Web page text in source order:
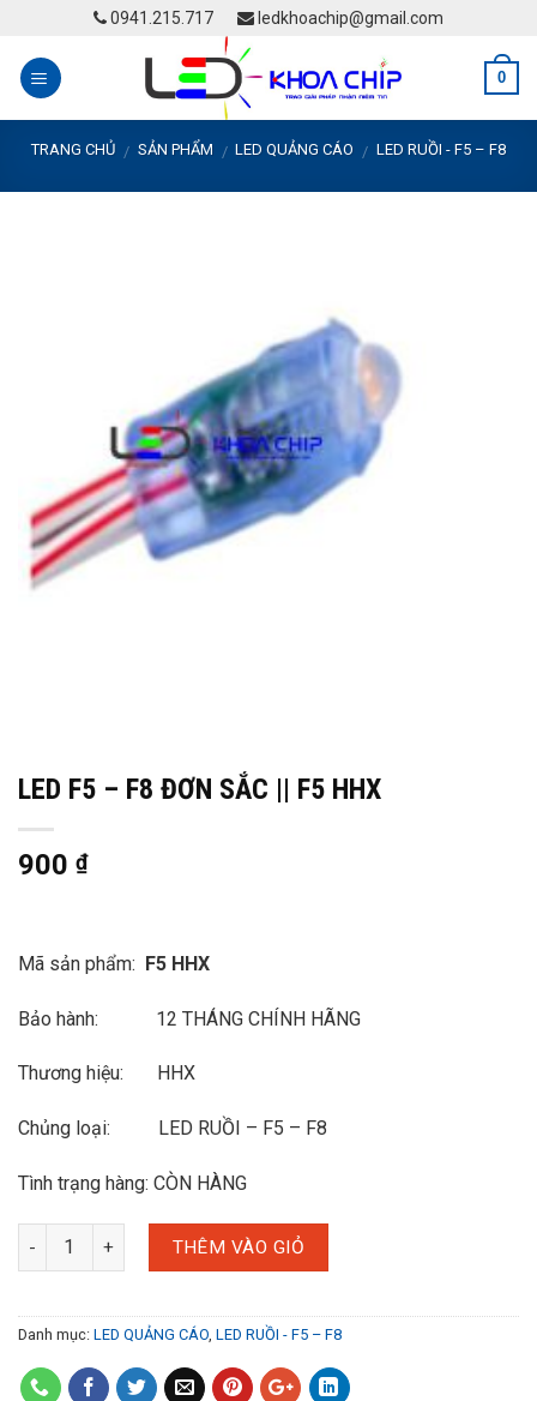
content
0941.215.717 ledkhoachip@gmail.com
0
TRANG CHỦ / SẢN PHẨM / LED QUẢNG CÁO / LED RUỒI - F5 – F8
LED F5 – F8 ĐƠN SẮC || F5 HHX
900 ₫
Mã sản phẩm: F5 HHX
Bảo hành: 12 THÁNG CHÍNH HÃNG
Thương hiệu: HHX
Chủng loại: LED RUỒI – F5 – F8
Tình trạng hàng: CÒN HÀNG
THÊM VÀO GIỎ
Danh mục: LED QUẢNG CÁO LED RUỒI - F5 – F8